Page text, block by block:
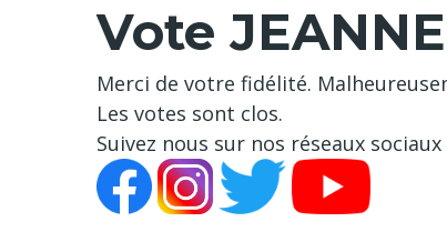
Vote
Merci de votre fidélité.
Les votes sont clos.
Suivez nous sur nos réseaux